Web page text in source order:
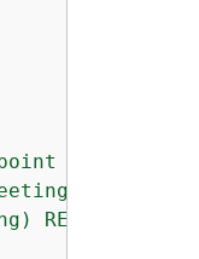
URL):
SET
RETURN